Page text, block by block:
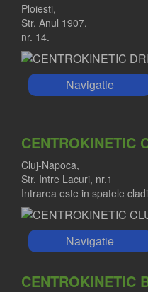
Ploiesti,
Str. Anul 1907,
nr. 14.
Navigatie
CENTROKINETIC
Cluj-Napoca,
Str. Intre Lacuri, nr.1
Intrarea este in spatele
Navigatie
CENTROKINETIC